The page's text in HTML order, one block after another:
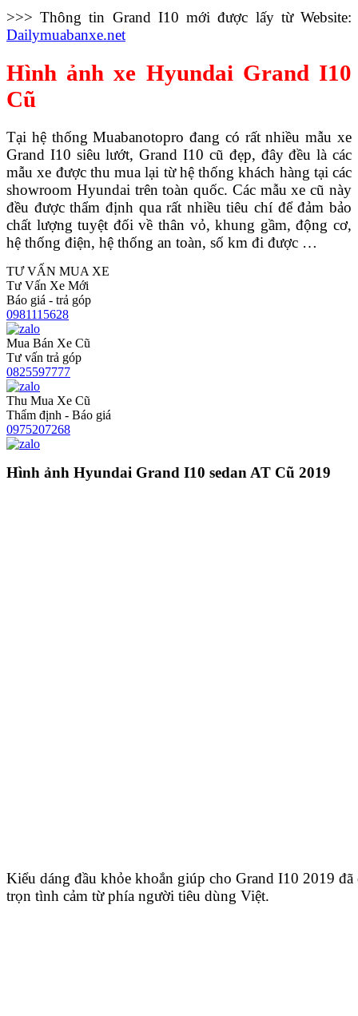
>>> Thông tin Grand I10 mới được lấy từ Website:
Dailymuabanxe.net
Hình ảnh xe Hyundai Grand I10
Cũ
Tại hệ thống Muabanotopro đang có rất nhiều mẫu xe
Grand I10 siêu lướt, Grand I10 cũ đẹp, đây đều là các
mẫu xe được thu mua lại từ hệ thống khách hàng tại các
showroom Hyundai trên toàn quốc. Các mẫu xe cũ này
đều được thẩm định qua rất nhiều tiêu chí để đảm bảo
chất lượng tuyệt đối về thân vỏ, khung gầm, động cơ,
hệ thống điện, hệ thống an toàn, số km đi được …
TƯ VẤN MUA XE
Tư Vấn Xe Mới
Báo giá - trả góp
0981115628
Mua Bán Xe Cũ
Tư vấn trả góp
0825597777
Thu Mua Xe Cũ
Thẩm định - Báo giá
0975207268
Hình ảnh Hyundai Grand I10 sedan AT Cũ 2019
Kiểu dáng đầu khỏe khoắn giúp cho Grand I10 2019 đã
trọn tình cảm từ phía người tiêu dùng Việt.